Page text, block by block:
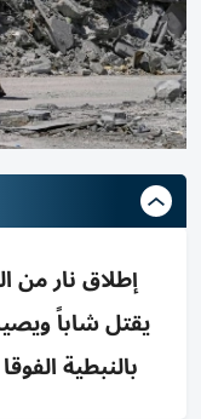
إطلاق نار من
يقتل شاباً
بالنبطية